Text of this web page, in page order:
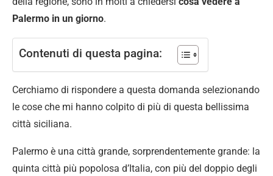
Palermo in un giorno.
Contenuti di questa pagina:
Cerchiamo di rispondere a questa domanda selezionando
le cose che mi hanno colpito di più di questa bellissima
città siciliana.
Palermo è una città grande, sorprendentemente grande: la
quinta città più popolosa d’Italia, con più del doppio degli